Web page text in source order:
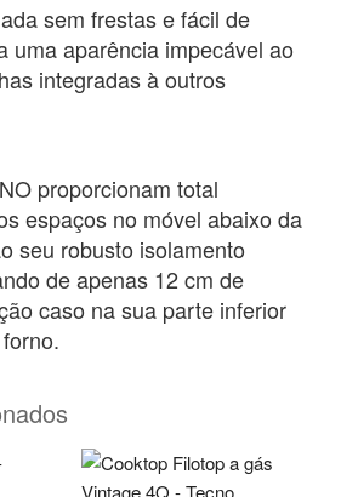
sem frestas e fácil de
uma aparência impecável ao
integradas à outros
proporcionam total
espaços no móvel abaixo da
seu robusto isolamento
de apenas 12 cm de
caso na sua parte inferior